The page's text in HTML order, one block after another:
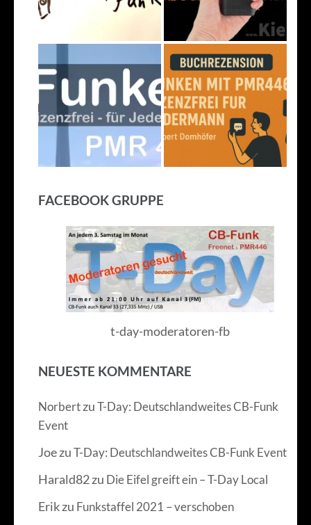
FACEBOOK GRUPPE
t-day-moderatoren-fb
NEUESTE KOMMENTARE
NorbertzuT-Day: Deutschlandweites CB-Funk
Event
JoezuT-Day: Deutschlandweites CB-Funk Event
Harald82zu Die Eifel greift ein – T-Day Local
Erikzu Funkstaffel 2021 – verschoben